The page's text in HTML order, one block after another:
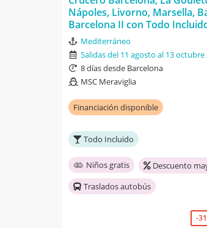
Nápoles, Livorno, Marsella,
Barcelona II con Todo
Mediterráneo
Salidas del 11 agosto al 13 octubre
8 días desde Barcelona
MSC Meraviglia
Financiación disponible
Todo Incluido
Niños gratis
Descuento
Traslados autobús
-